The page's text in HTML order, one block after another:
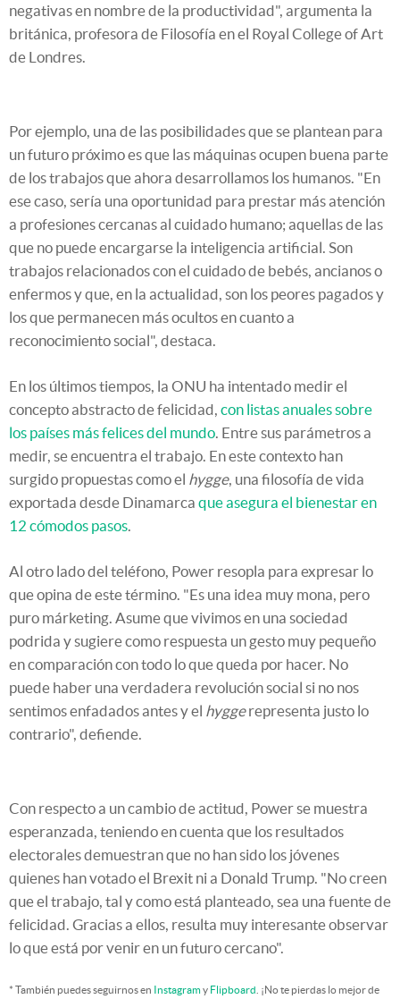
negativas en nombre de la productividad", argumenta la
británica, profesora de Filosofía en el Royal College of Art
de Londres.
Por ejemplo, una de las posibilidades que se plantean para
un futuro próximo es que las máquinas ocupen buena parte
de los trabajos que ahora desarrollamos los humanos. "En
ese caso, sería una oportunidad para prestar más atención
a profesiones cercanas al cuidado humano; aquellas de las
que no puede encargarse la inteligencia artificial. Son
trabajos relacionados con el cuidado de bebés, ancianos o
enfermos y que, en la actualidad, son los peores pagados y
los que permanecen más ocultos en cuanto a
reconocimiento social", destaca.
En los últimos tiempos, la ONU ha intentado medir el
concepto abstracto de felicidad, con listas anuales sobre
los países más felices del mundo. Entre sus parámetros a
medir, se encuentra el trabajo. En este contexto han
surgido propuestas como el hygge, una filosofía de vida
exportada desde Dinamarca que asegura el bienestar en
12 cómodos pasos.
Al otro lado del teléfono, Power resopla para expresar lo
que opina de este término. "Es una idea muy mona, pero
puro márketing. Asume que vivimos en una sociedad
podrida y sugiere como respuesta un gesto muy pequeño
en comparación con todo lo que queda por hacer. No
puede haber una verdadera revolución social si no nos
sentimos enfadados antes y el hyggerepresenta justo lo
contrario", defiende.
Con respecto a un cambio de actitud, Power se muestra
esperanzada, teniendo en cuenta que los resultados
electorales demuestran que no han sido los jóvenes
quienes han votado el Brexit ni a Donald Trump. "No creen
que el trabajo, tal y como está planteado, sea una fuente de
felicidad. Gracias a ellos, resulta muy interesante observar
lo que está por venir en un futuro cercano".
* También puedes seguirnos en Instagramy Flipboard . ¡No te pierdas lo mejor de